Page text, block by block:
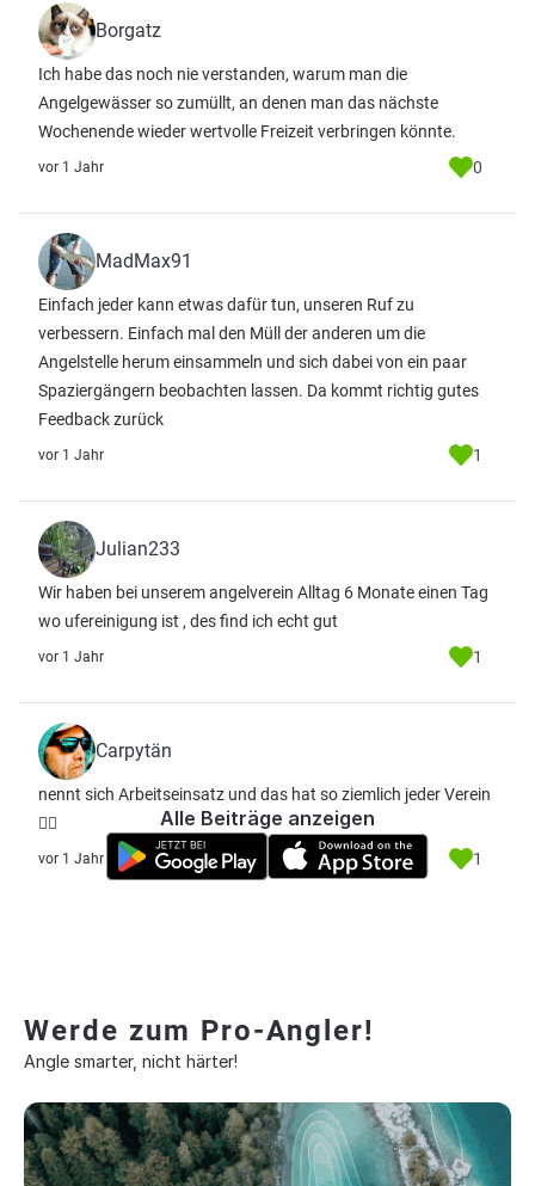
Borgatz
Ich habe das noch nie verstanden, warum man die
Angelgewässer so zumüllt, an denen man das nächste
Wochenende wieder wertvolle Freizeit verbringen könnte.
vor 1 Jahr 0
MadMax91
Einfach jeder kann etwas dafür tun, unseren Ruf zu
verbessern. Einfach mal den Müll der anderen um die
Angelstelle herum einsammeln und sich dabei von ein paar
Spaziergängern beobachten lassen. Da kommt richtig gutes
Feedback zurück
vor 1 Jahr 1
Julian233
Wir haben bei unserem angelverein Alltag 6 Monate einen Tag
wo ufereinigung ist , des find ich echt gut
vor 1 Jahr 1
Carpytän
nennt sich Arbeitseinsatz und das hat so ziemlich jeder Verein
🤷‍♂️
vor 1 Jahr 1
Alle Beiträge anzeigen
Werde zum Pro-Angler!
Angle smarter, nicht härter!